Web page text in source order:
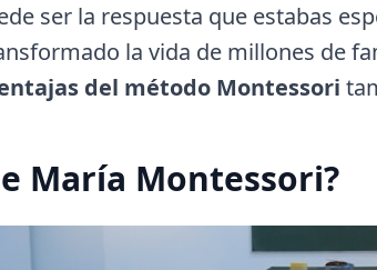
ser la respuesta que estabas
la vida de millones de
del método Montessori
María Montessori?